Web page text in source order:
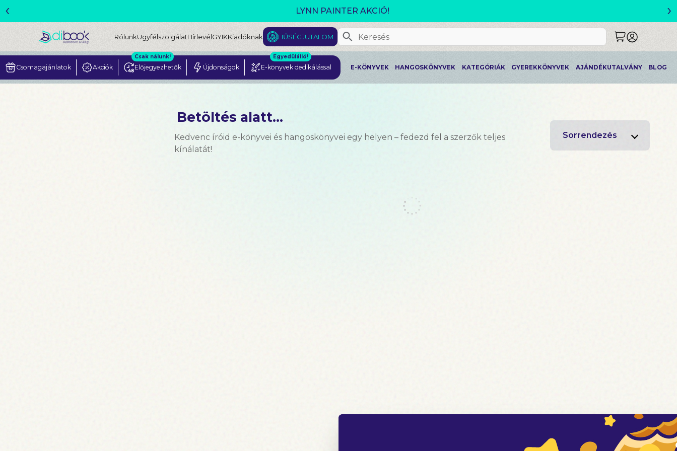
MEGJELENT! L. J. SHEN: LEGVADABB ÁLMAIMBAN SZERETLEK
‹ ›
RólunkÜgyfélszolgálatHírlevélGYIKKiadóknak HŰSÉGJUTALOM
Csomagajánlatok Akciók Előjegyezhetők
Csak nálunk!
Újdonságok E-könyvek dedikálással
Egyedülálló!
E-KÖNYVEK HANGOSKÖNYVEK KATEGÓRIÁK GYEREKKÖNYVEK AJÁNDÉKUTALVÁNY BLOG
Betöltés alatt...
Kedvenc íróid e-könyvei és hangoskönyvei egy helyen – fedezd fel a szerzők teljes
kínálatát!
Sorrendezés